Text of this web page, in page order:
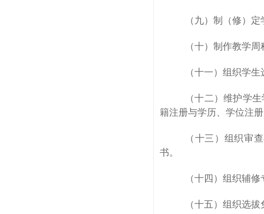
（九）制（修）
（十）制作教学
（十一）组织学
（十二）维护学
籍注册与学历、学位注
（十三）组织审
书。
（十四）组织辅
（十五）组织选